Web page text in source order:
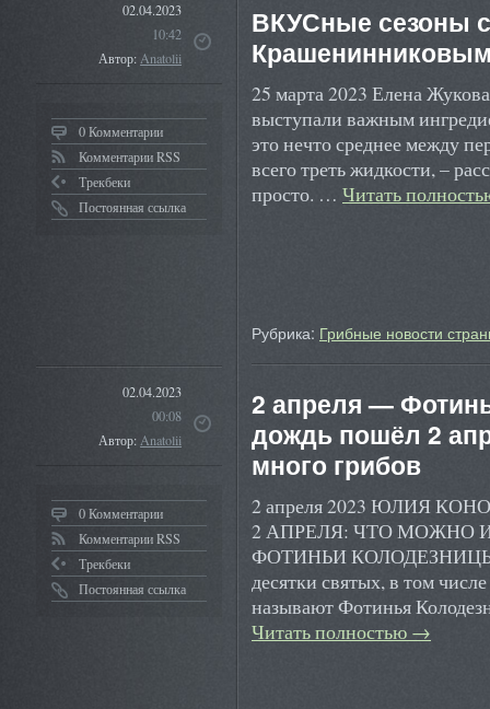
02.04.2023
10:42
Автор:Anatolii
0 Комментарии
Комментарии RSS
Трекбеки
Постоянная ссылка
ВКУСные сезоны
25 марта 2023 Елена
выступали важным
это нечто среднее между
всего треть жидкости, –
просто. … Читать
Рубрика: Грибные новости
02.04.2023
00:08
Автор:Anatolii
0 Комментарии
Комментарии RSS
Трекбеки
Постоянная ссылка
2 апреля —
дождь пошёл 2
много грибов
2 апреля 2023 ЮЛИЯ
2 АПРЕЛЯ: ЧТО МОЖНО
ФОТИНЬИ КОЛОДЕЗНИЦЫ
десятки святых, в том
называют Фотинья
Читать полностью →